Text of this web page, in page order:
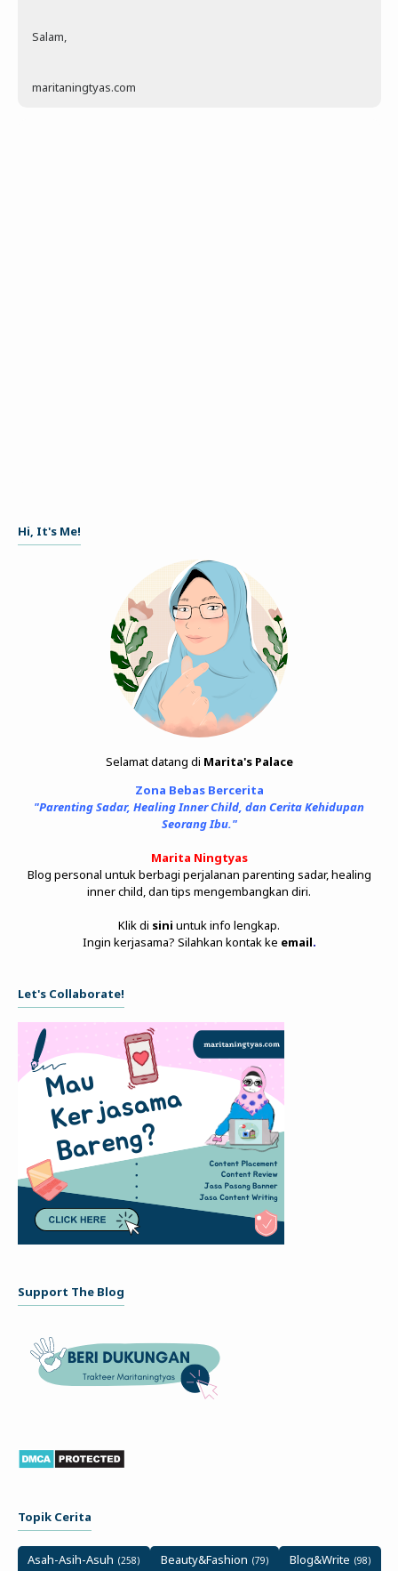
Salam,
maritaningtyas.com
Hi, It's Me!
Selamat datang di Marita's Palace
Zona Bebas Bercerita
"Parenting Sadar, Healing Inner Child, dan Cerita Kehidupan
Seorang Ibu."
Marita Ningtyas
Blog personal untuk berbagi perjalanan parenting sadar, healing
inner child, dan tips mengembangkan diri.
Klik di sini untuk info lengkap.
Ingin kerjasama? Silahkan kontak ke email.
Let's Collaborate!
Support The Blog
Topik Cerita
Asah-Asih-Asuh Beauty&Fashion
Blog&Write